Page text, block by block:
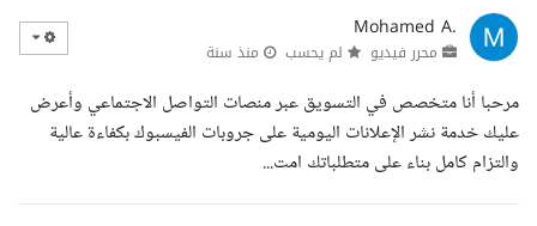
Mohamed A.
محرر فيديو لم يحسب منذ سنة
مرحبا أنا متخصص في التسويق عبر منصات التواصل الاجتماعي وأعرض
عليك خدمة نشر الإعلانات اليومية على جروبات الفيسبوك بكفاءة عالية
والتزام كامل بناء على متطلباتك امت...